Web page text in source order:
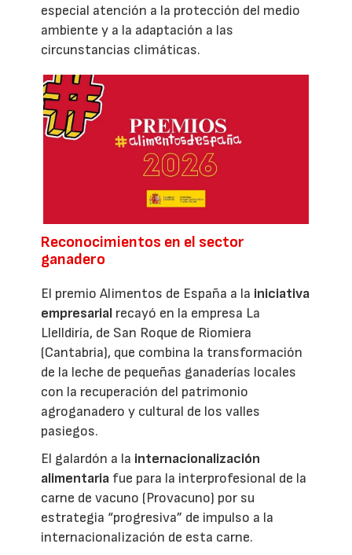
especial atención a la protección del medio
ambiente y a la adaptación a las
circunstancias climáticas.
Reconocimientos en el sector
ganadero
El premio Alimentos de España a la iniciativa
empresarial recayó en la empresa La
Llelldiría, de San Roque de Riomiera
(Cantabria), que combina la transformación
de la leche de pequeñas ganaderías locales
con la recuperación del patrimonio
agroganadero y cultural de los valles
pasiegos.
El galardón a la internacionalización
alimentaria fue para la interprofesional de la
carne de vacuno (Provacuno) por su
estrategia “progresiva” de impulso a la
internacionalización de esta carne.